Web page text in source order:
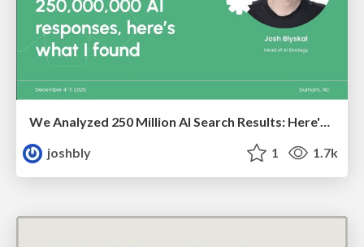
We Analyzed 250 Million AI Search Results: Here's What I Found
joshbly
1 1.7k